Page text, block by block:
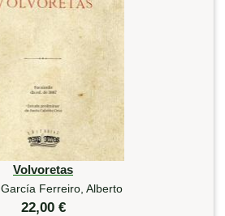
Volvoretas
García Ferreiro, Alberto
22,00 €